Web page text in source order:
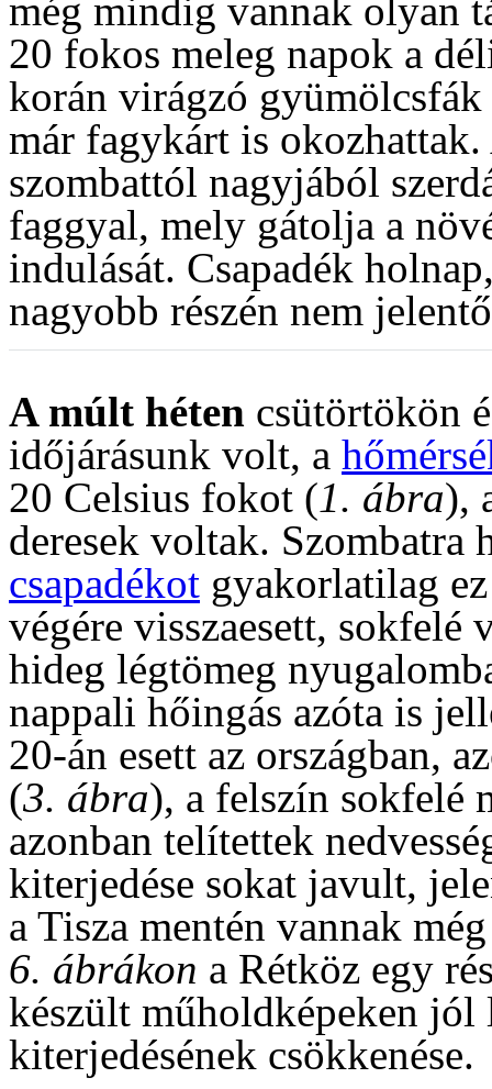
még mindig vannak olyan
20 fokos meleg napok a
korán virágzó
már fagykárt is
szombattól nagyjából
faggyal, mely gátolja a
indulását. Csapadék
nagyobb részén nem
A múlt héten csütörtökön
időjárásunk volt, a
20 Celsius fokot (1. ábra),
deresek voltak. Szombatra
csapadékot gyakorlatilag
végére visszaesett,
hideg légtömeg
nappali hőingás azóta is
20-án esett az országban,
(3. ábra), a felszín sokfelé
azonban telítettek
kiterjedése sokat javult,
a Tisza mentén vannak
6. ábrákon a Rétköz egy
készült műholdképeken jól
kiterjedésének csökkenése.